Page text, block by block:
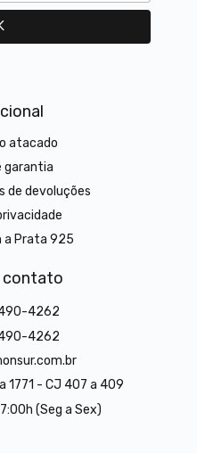
atacado
garantia
de devoluções
a Prata 925
contato
4262
4262
1771 - CJ 407 a 409
(Seg a Sex)